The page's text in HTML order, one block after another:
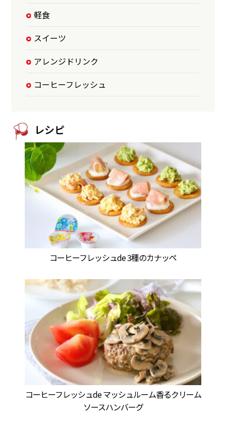
軽食
スイーツ
アレンジドリンク
コーヒーフレッシュ
レシピ
コーヒーフレッシュde 3種のカナッペ
コーヒーフレッシュde マッシュルーム香るクリーム
ソースハンバーグ